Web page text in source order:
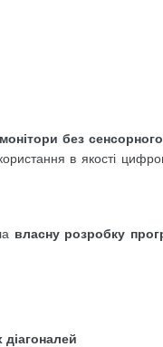
без
в якості
власну розробку